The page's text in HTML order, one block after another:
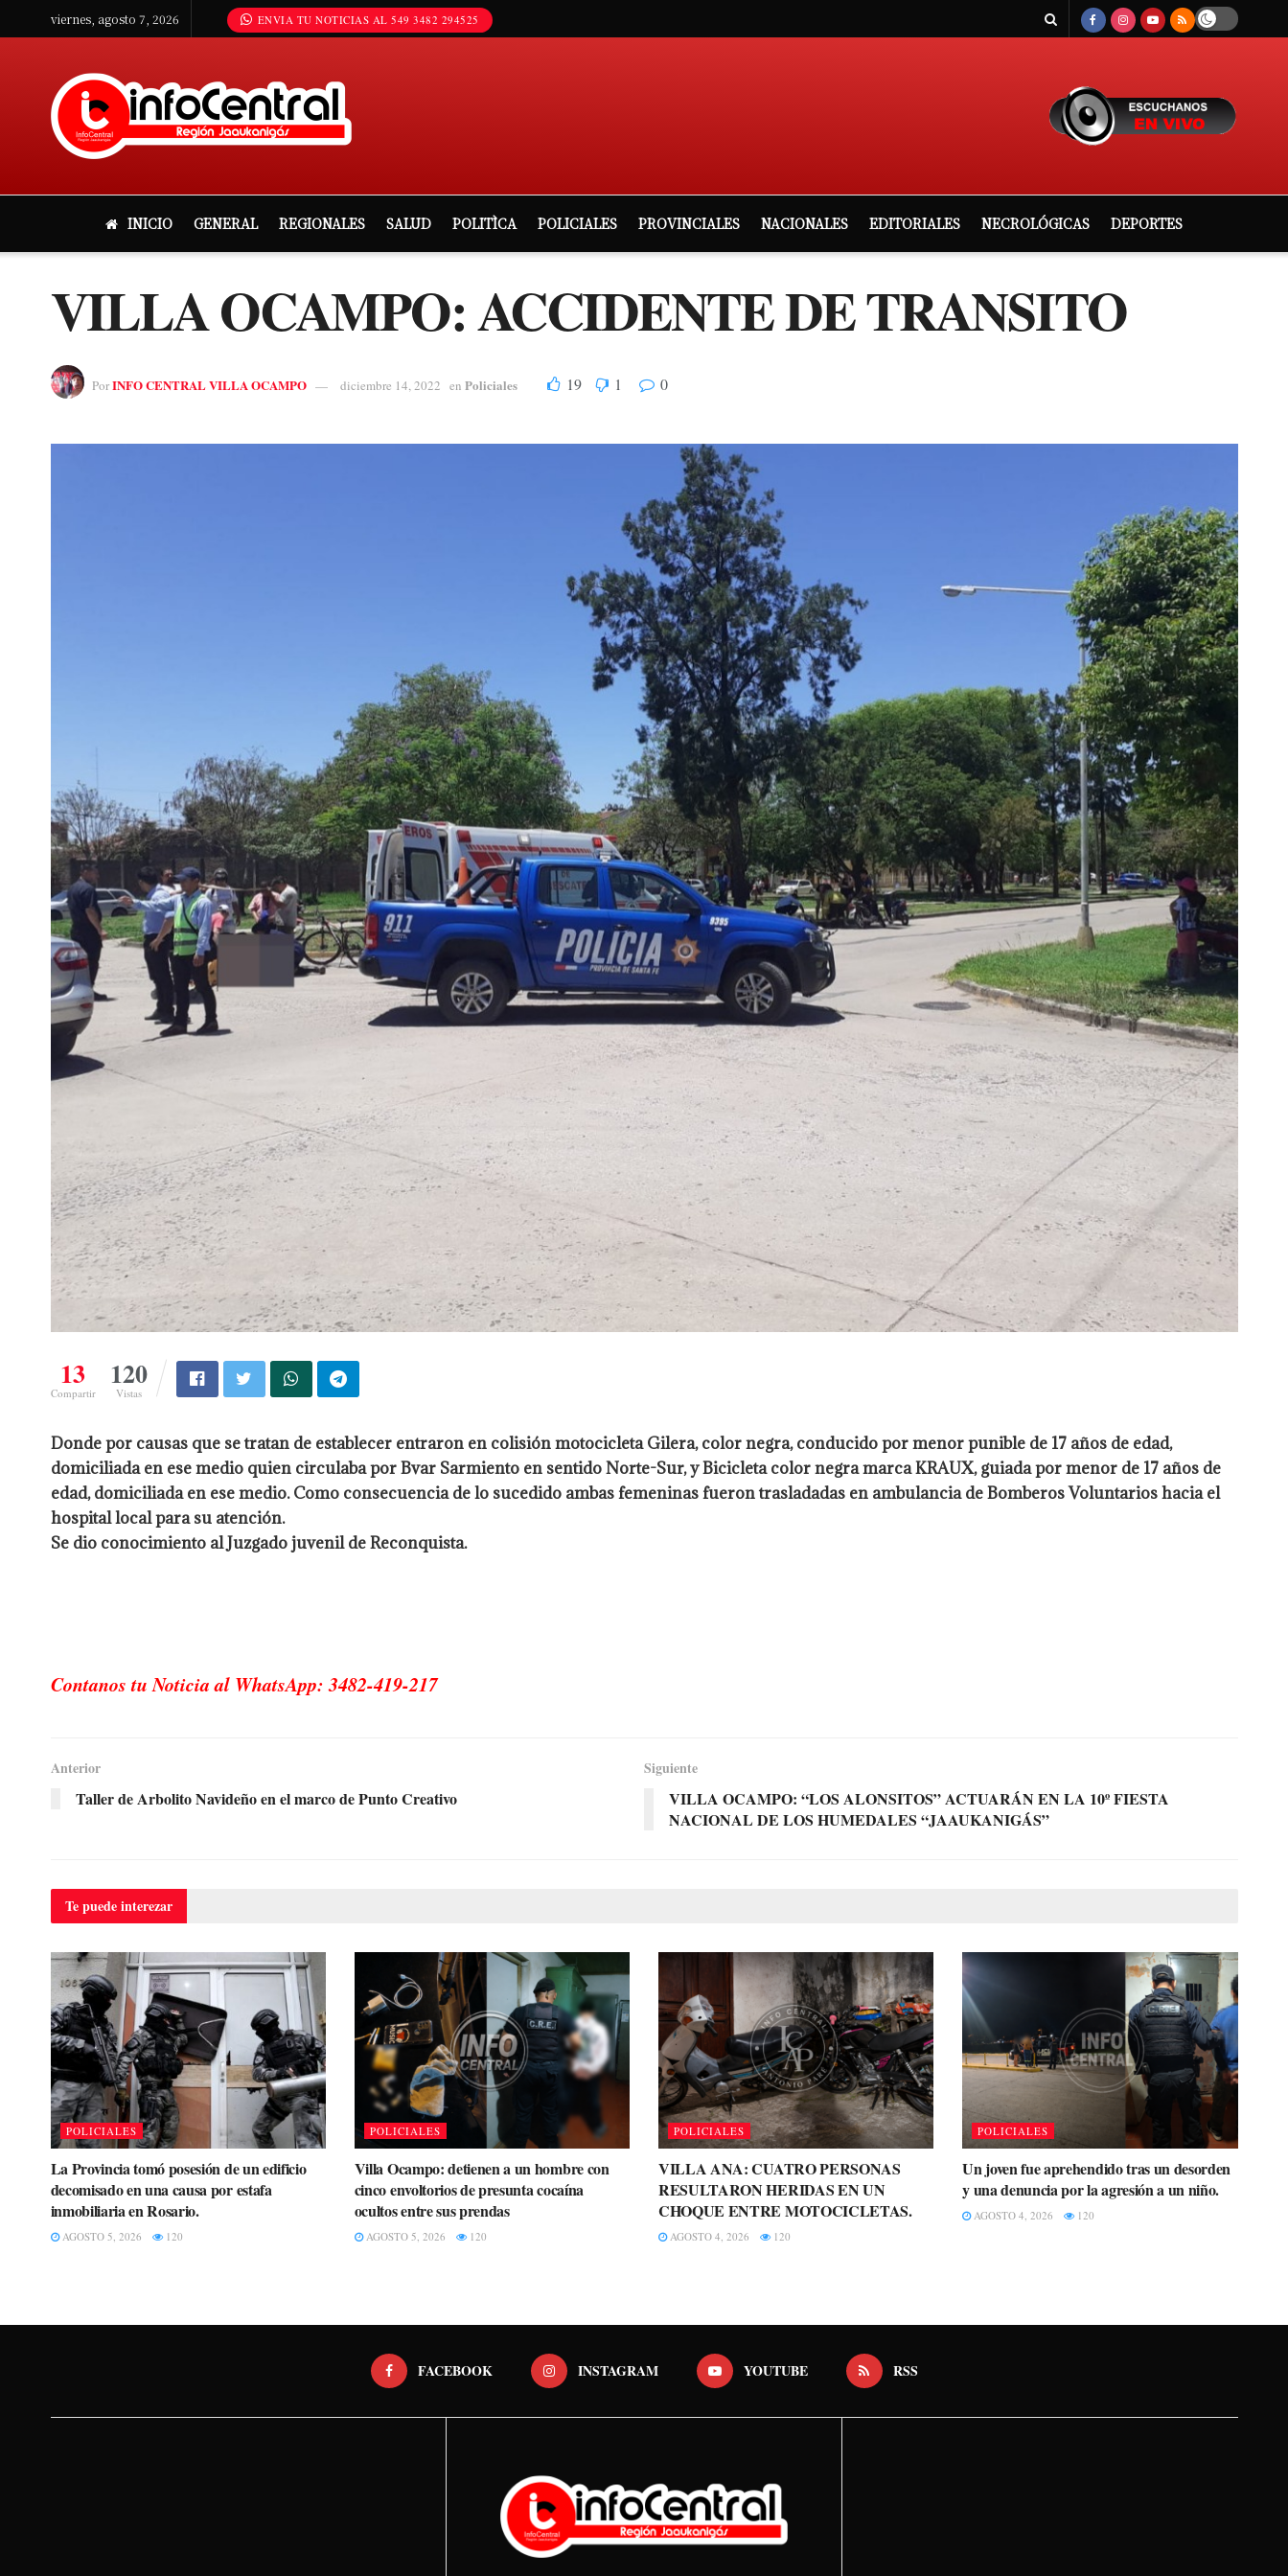
viernes, agosto 7, 2026 ENVIA TU NOTICIAS AL 549 3482 294525
INICIO GENERAL REGIONALES SALUD POLITÌCA POLICIALES PROVINCIALES NACIONALES EDITORIALES NECROLÓGICAS DEPORTES
VILLA OCAMPO: ACCIDENTE DE TRANSITO
PorINFO CENTRAL VILLA OCAMPO diciembre 14, 2022 en Policiales 19 1 0
13
Compartir
120
Vistas
Donde por causas que se tratan de establecer entraron en colisión motocicleta Gilera, color negra, conducido por menor punible de 17 años de edad,
domiciliada en ese medio quien circulaba por Bvar Sarmiento en sentido Norte-Sur, y Bicicleta color negra marca KRAUX, guiada por menor de 17 años de
edad, domiciliada en ese medio. Como consecuencia de lo sucedido ambas femeninas fueron trasladadas en ambulancia de Bomberos Voluntarios hacia el
hospital local para su atención.
Se dio conocimiento al Juzgado juvenil de Reconquista.
Contanos tu Noticia al WhatsApp: 3482-419-217
Anterior
Taller de Arbolito Navideño en el marco de Punto Creativo
Siguiente
VILLA OCAMPO: “LOS ALONSITOS” ACTUARÁN EN LA 10º FIESTA
NACIONAL DE LOS HUMEDALES “JAAUKANIGÁS”
Te puedeinterezar
POLICIALES
La Provincia tomó posesión de un edificio
decomisado en una causa por estafa
inmobiliaria en Rosario.
AGOSTO 5, 2026 120
POLICIALES
Villa Ocampo: detienen a un hombre con
cinco envoltorios de presunta cocaína
ocultos entre sus prendas
AGOSTO 5, 2026 120
POLICIALES
VILLA ANA: CUATRO PERSONAS
RESULTARON HERIDAS EN UN
CHOQUE ENTRE MOTOCICLETAS.
AGOSTO 4, 2026 120
POLICIALES
Un joven fue aprehendido tras un desorden
y una denuncia por la agresión a un niño.
AGOSTO 4, 2026 120
FACEBOOK INSTAGRAM YOUTUBE RSS